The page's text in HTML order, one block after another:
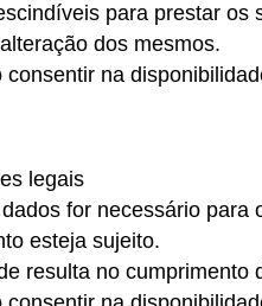
para prestar
dos mesmos.
na
legais
for necessário
esteja sujeito.
resulta no cumprimento